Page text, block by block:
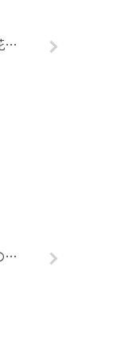
今年は花見の開花が例年より早いようですね。 中條歯科医院でも花見を企画していますが、満開を過ぎたあたりでの開催となりそうです。 タイトルにもあるように、４月３日は午後にスタッフ研修を行うため、休診とさせて頂きます。 電話 […]
こんにちは！保育士の福円です！ だんだんと暖かい日が増え、春の訪れを感じるようになりましたね（＾＾） さて先日の３月３日は桃の節句。女の子のお祭りの日でした☺♡ ひな祭りの起源は、季節の節目や変わり目に災難 […]